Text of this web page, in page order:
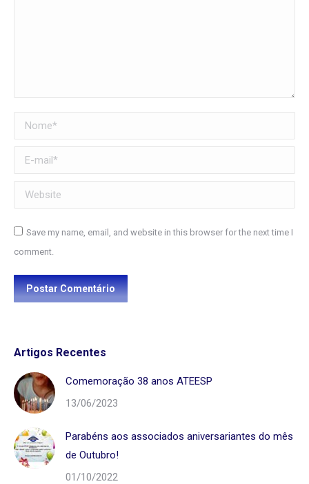
Nome *
E-mail *
Website
Save my name, email, and website in this browser for the next time I
comment.
Postar Comentário
Artigos Recentes
Comemoração 38 anos ATEESP
13/06/2023
Parabéns aos associados aniversariantes do mês
de Outubro!
01/10/2022